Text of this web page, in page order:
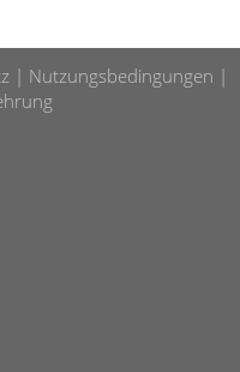
Nutzungsbedingungen